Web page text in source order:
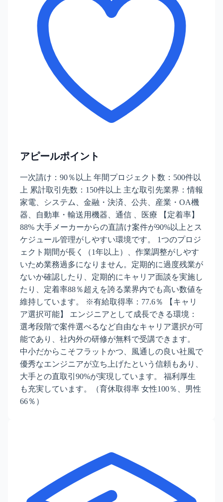
アピールポイント
一次請け：90％以上 年間プロジェクト数：500件以
上 累計取引先数：150件以上 主な取引先業界：情報
家電、システム、金融・決済、公共、産業・OA機
器、自動車・輸送用機器、通信 、医療 【定着率】
88% 大手メーカーからの直請け案件が90%以上とス
ケジュール管理がしやすい環境です。 1つのプロジ
ェクト期間が長く（1年以上）、作業調整がしやす
いため業務過多になりません。定期的に過度残業が
ないか確認したり、定期的にキャリア面談を実施し
たり、定着率88％超えを誇る業界内でも高い数値を
維持しています。 ※有給取得率：77.6％ 【キャリ
ア選択可能】 エンジニアとして成長できる環境：
選考段階で案件選べるなど自由なキャリア選択が可
能であり、社内外の研修が無料で受講できます。
中小だからこそフラットかつ、風通しの良い社風で
優秀なエンジニアが立ち上げたという信頼もあり、
大手との直取引90%が実現しています。 福利厚生
も充実しています。（育休取得率 女性100％、男性
66％）